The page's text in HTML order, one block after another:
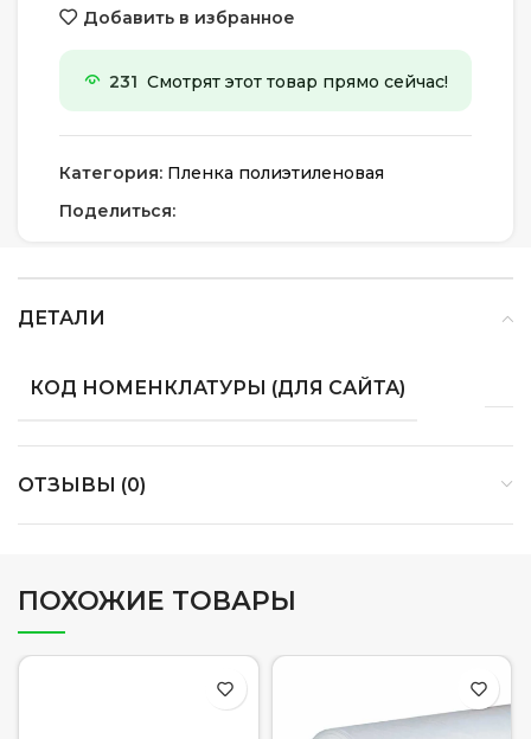
Добавить в избранное
231 Смотрят этот товар прямо сейчас!
Категория: Пленка полиэтиленовая
Поделиться:
ДЕТАЛИ
КОД НОМЕНКЛАТУРЫ (ДЛЯ САЙТА)
ОТЗЫВЫ (0)
ПОХОЖИЕ ТОВАРЫ